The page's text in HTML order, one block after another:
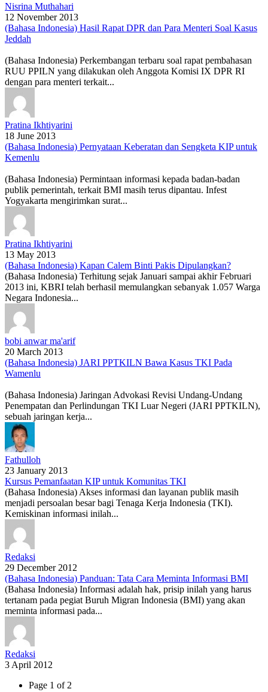
Nisrina Muthahari
12 November 2013
(Bahasa Indonesia) Hasil Rapat DPR dan Para Menteri Soal Kasus
Jeddah
(Bahasa Indonesia) Perkembangan terbaru soal rapat pembahasan
RUU PPILN yang dilakukan oleh Anggota Komisi IX DPR RI
dengan para menteri terkait...
Pratina Ikhtiyarini
18 June 2013
(Bahasa Indonesia) Pernyataan Keberatan dan Sengketa KIP untuk
Kemenlu
(Bahasa Indonesia) Permintaan informasi kepada badan-badan
publik pemerintah, terkait BMI masih terus dipantau. Infest
Yogyakarta mengirimkan surat...
Pratina Ikhtiyarini
13 May 2013
(Bahasa Indonesia) Kapan Calem Binti Pakis Dipulangkan?
(Bahasa Indonesia) Terhitung sejak Januari sampai akhir Februari
2013 ini, KBRI telah berhasil memulangkan sebanyak 1.057 Warga
Negara Indonesia...
bobi anwar ma'arif
20 March 2013
(Bahasa Indonesia) JARI PPTKILN Bawa Kasus TKI Pada
Wamenlu
(Bahasa Indonesia) Jaringan Advokasi Revisi Undang-Undang
Penempatan dan Perlindungan TKI Luar Negeri (JARI PPTKILN),
sebuah jaringan kerja...
Fathulloh
23 January 2013
Kursus Pemanfaatan KIP untuk Komunitas TKI
(Bahasa Indonesia) Akses informasi dan layanan publik masih
menjadi persoalan besar bagi Tenaga Kerja Indonesia (TKI).
Kemiskinan informasi inilah...
Redaksi
29 December 2012
(Bahasa Indonesia) Panduan: Tata Cara Meminta Informasi BMI
(Bahasa Indonesia) Informasi adalah hak, prisip inilah yang harus
tertanam pada pegiat Buruh Migran Indonesia (BMI) yang akan
meminta informasi pada...
Redaksi
3 April 2012
Page 1 of 2